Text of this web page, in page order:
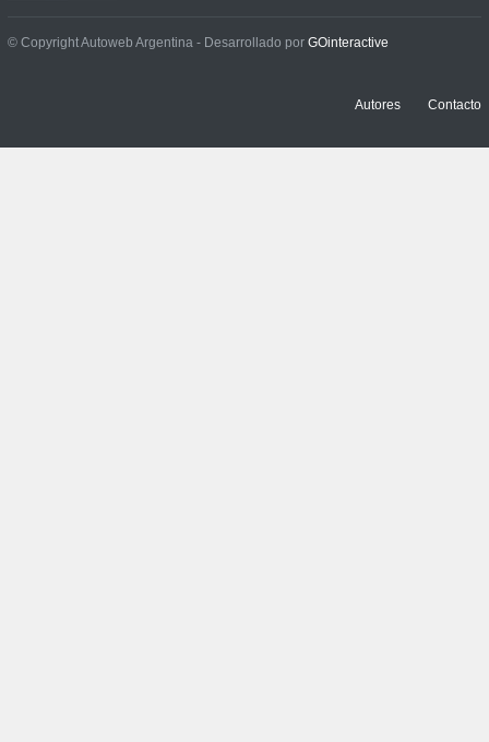
Prueba: BYD Song Pro GS
© Copyright Autoweb Argentina - Desarrollado por GOinteractive
Autores Contacto